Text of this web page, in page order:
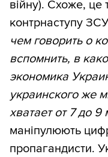
війну). Схоже, це
контрнаступу
чем говорить о
вспомнить, в
экономика
украинского же
хватает от 7 до
маніпулюють
пропагандисти.